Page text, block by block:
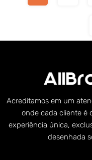
Acreditamos em um
onde cada cliente é
experiência única,
desenhada